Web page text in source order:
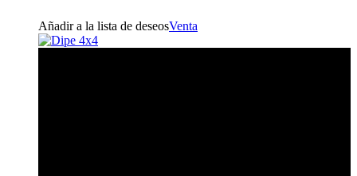
Añadir a la lista de deseosVenta